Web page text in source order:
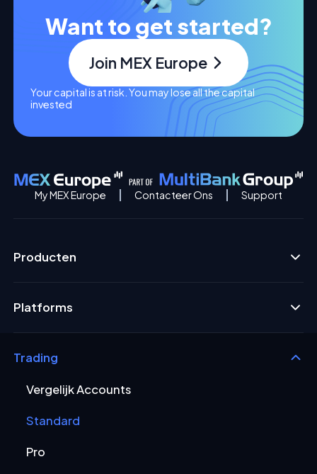
Want to get started?
Join MEX Europe
Your capital is at risk. You may lose all the capital
invested
My MEX Europe Contacteer Ons Support
Producten
Platforms
Trading
Vergelijk Accounts
Standard
Pro